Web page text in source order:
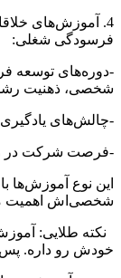
4. آموزش‌های
فرسودگی شغلی:
-دوره‌های توسعه
شخصی، ذهنیت
-چالش‌های
-فرصت شرکت در
این نوع
شخصی‌اش اهمیت
نکته طلایی:
خودش رو داره. پس